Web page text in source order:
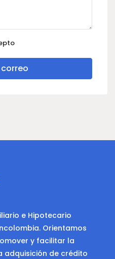
correo
e Hipotecario
Orientamos
y facilitar la
adquisición de crédito